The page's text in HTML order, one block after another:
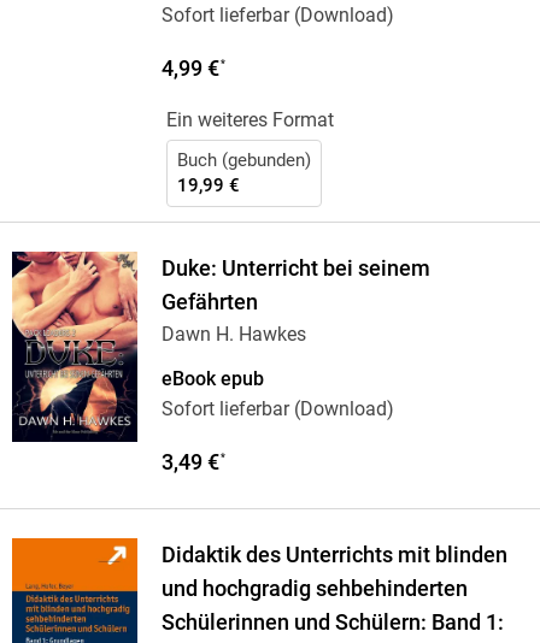
Sofort lieferbar (Download)
4,99 €*
Ein weiteres Format
Buch (gebunden)
19,99 €
Duke: Unterricht bei seinem
Gefährten
Dawn H. Hawkes
eBook epub
Sofort lieferbar (Download)
3,49 €*
Didaktik des Unterrichts mit blinden
und hochgradig sehbehinderten
Schülerinnen und Schülern: Band 1: